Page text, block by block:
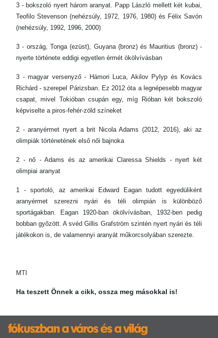
3 - bokszoló nyert három aranyat. Papp László mellett két kubai,
Teofilo Stevenson (nehézsúly, 1972, 1976, 1980) és Félix Savón
(nehézsúly, 1992, 1996, 2000)
3 - ország, Tonga (ezüst), Guyana (bronz) és Mauritius (bronz) -
nyerte története eddigi egyetlen érmét ökölvívásban
3 - magyar versenyző - Hámori Luca, Akilov Pylyp és Kovács
Richárd - szerepel Párizsban. Ez 2012 óta a legnépesebb magyar
csapat, mivel Tokióban csupán egy, míg Rióban két bokszoló
képviselte a piros-fehér-zöld színeket
2 - aranyérmet nyert a brit Nicola Adams (2012, 2016), aki az
olimpiák történetének első női bajnoka
2 - nő - Adams és az amerikai Claressa Shields - nyert két
olimpiai aranyat
1 - sportoló, az amerikai Edward Eagan tudott egyedüliként
aranyérmet szerezni nyári és téli olimpián is különböző
sportágakban. Eagan 1920-ban ökölvívásban, 1932-ben pedig
bobban győzött. A svéd Gillis Grafström szintén nyert nyári és téli
játékokon is, de valamennyi aranyát műkorcsolyában szerezte.
MTI
Ha teszett Önnek a cikk, ossza meg másokkal is!